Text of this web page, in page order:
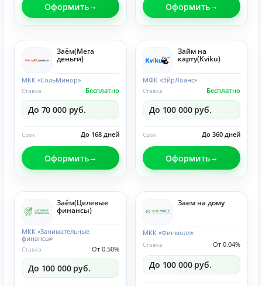
Оформить Оформить
Заём(Мега
деньги)
МКК «СольМинор»
Бесплатно
Ставка
До 70 000 руб.
До 168 дней
Срок
Оформить
Займ на
карту(Kviku)
МФК «ЭйрЛоанс»
Бесплатно
Ставка
До 100 000 руб.
До 360 дней
Срок
Оформить
Заём(Целевые
финансы)
МКК «Занимательные
финансы»
От 0.50%
Ставка
До 100 000 руб.
Заем на дому
МКК «Финмолл»
От 0.04%
Ставка
До 100 000 руб.